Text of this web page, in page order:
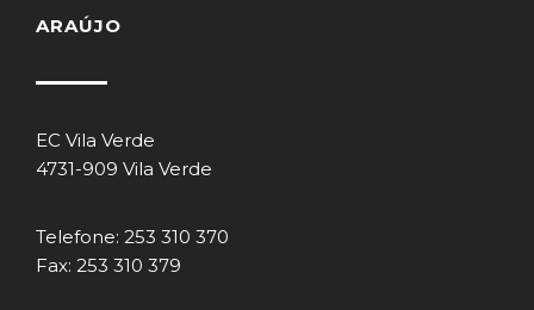
ARAÚJO
EC Vila Verde
4731-909 Vila Verde
Telefone: 253 310 370
Fax: 253 310 379